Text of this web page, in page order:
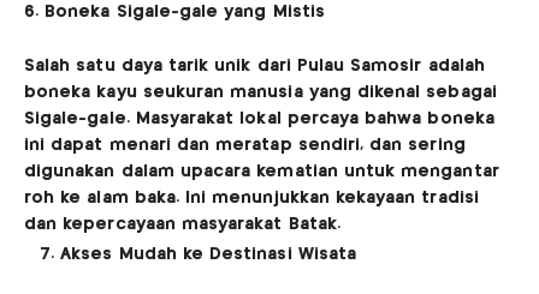
6. Boneka Sigale-gale yang Mistis
Salah satu daya tarik unik dari Pulau Samosir adalah
boneka kayu seukuran manusia yang dikenal sebagai
Sigale-gale. Masyarakat lokal percaya bahwa boneka
ini dapat menari dan meratap sendiri, dan sering
digunakan dalam upacara kematian untuk mengantar
roh ke alam baka. Ini menunjukkan kekayaan tradisi
dan kepercayaan masyarakat Batak.
7. Akses Mudah ke Destinasi Wisata